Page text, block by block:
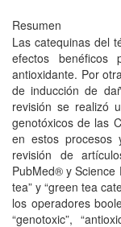
Resumen
Las catequinas del
efectos
antioxidante. Por
de inducción de
revisión se realizó
genotóxicos de las
en estos
revisión de
PubMed® y Science
tea” y “green tea
los operadores
“genotoxic”,